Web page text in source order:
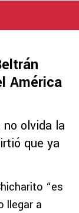
América
no olvida la
que ya
“es
llegar a